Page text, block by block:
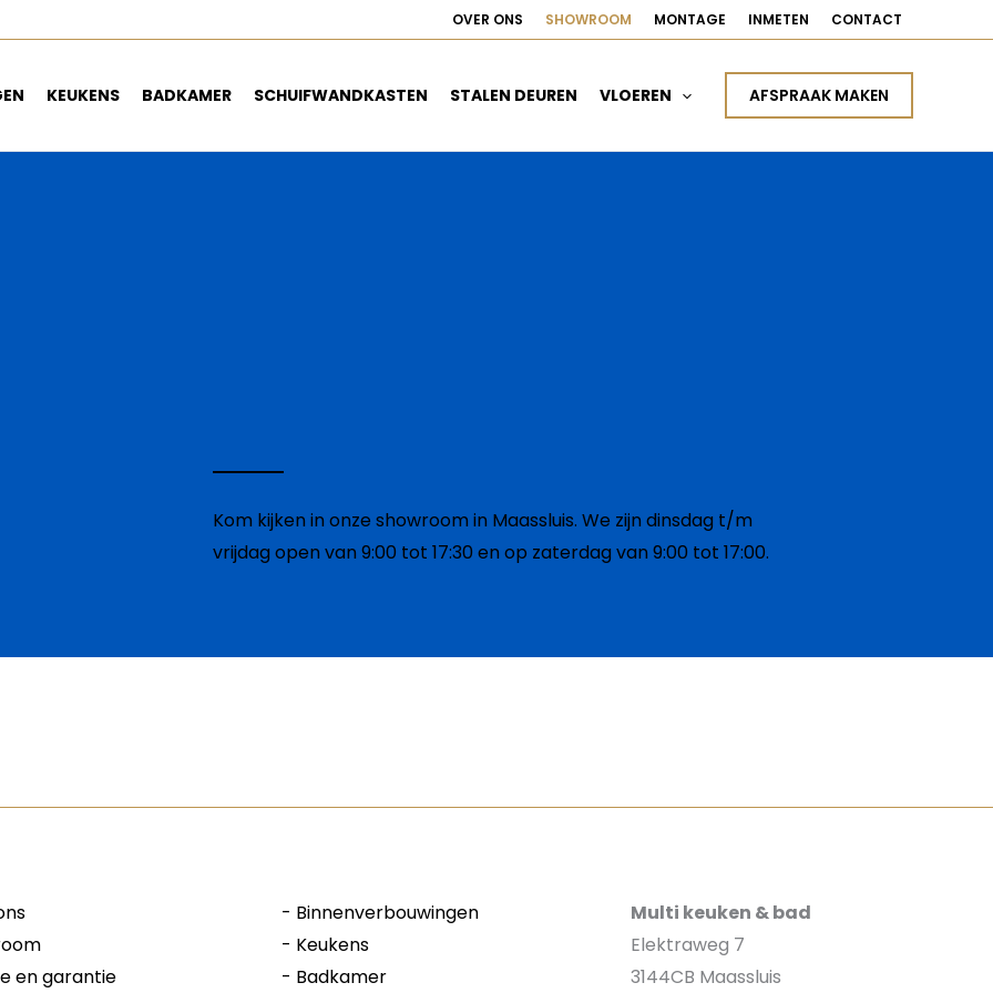
OVER ONS SHOWROOM MONTAGE INMETEN CONTACT
KEUKENS BADKAMER SCHUIFWANDKASTEN STALEN DEUREN VLOEREN AFSPRAAK MAKEN
Kom kijken in onze showroom in Maassluis. We zijn dinsdag t/m
vrijdag open van 9:00 tot 17:30 en op zaterdag van 9:00 tot 17:00.
en garantie
- Binnenverbouwingen
- Keukens
- Badkamer
Multi keuken & bad
Elektraweg 7
3144CB Maassluis